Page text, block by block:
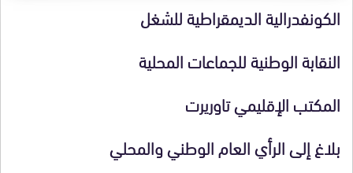
الكونفدرالية الديمقراطية للشغل
النقابة الوطنية للجماعات المحلية
المكتب الإقليمي تاوريرت
بلاغ إلى الرأي العام الوطني والمحلي